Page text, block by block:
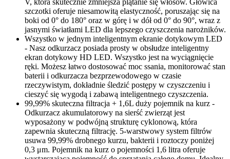
szczotki oferuje niesamowitą elastyczność, poruszając się na
boki od 0° do 180° oraz w górę i w dół od 0° do 90°, wraz z
jasnymi światłami LED dla lepszego czyszczenia narożników.
Wszystko w jednym inteligentnym ekranie dotykowym LED
- Nasz odkurzacz posiada prosty w obsłudze inteligentny
ekran dotykowy HD LED. Wszystko jest na wyciągnięcie
ręki. Możesz łatwo dostosować moc ssania, monitorować stan
baterii i odkurzacza bezprzewodowego w czasie
rzeczywistym, dokładnie śledzić postępy w czyszczeniu i
cieszyć się wygodą i zabawą inteligentnego czyszczenia.
99,99% skuteczna filtracja + 1,6L duży pojemnik na kurz -
Odkurzacz akumulatorowy na sierść zwierząt jest
wyposażony w podwójną strukturę cyklonową, która
zapewnia skuteczną filtrację. 5-warstwowy system filtrów
usuwa 99,99% drobnego kurzu, bakterii i roztoczy poniżej
0,3 μm. Pojemnik na kurz o pojemności 1,6 litra oferuje